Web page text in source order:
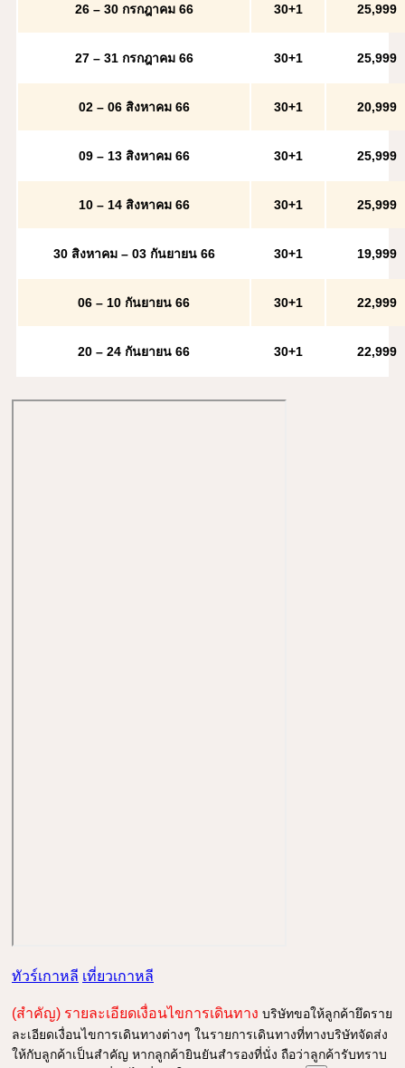
26 – 30 กรกฎาคม 66 30+1 25,999
27 – 31 กรกฎาคม 66 30+1 25,999
02 – 06 สิงหาคม 66 30+1 20,999
09 – 13 สิงหาคม 66 30+1 25,999
10 – 14 สิงหาคม 66 30+1 25,999
30 สิงหาคม – 03 กันยายน 66 30+1 19,999
06 – 10 กันยายน 66 30+1 22,999
20 – 24 กันยายน 66 30+1 22,999
ทัวร์เกาหลี เที่ยวเกาหลี
(สำคัญ) รายละเอียดเงื่อนไขการเดินทาง บริษัทขอให้ลูกค้ายึดราย
ละเอียดเงื่อนไขการเดินทางต่างๆ ในรายการเดินทางที่ทางบริษัทจัดส่ง
ให้กับลูกค้าเป็นสำคัญ หากลูกค้ายินยันสำรองที่นั่ง ถือว่าลูกค้ารับทราบ